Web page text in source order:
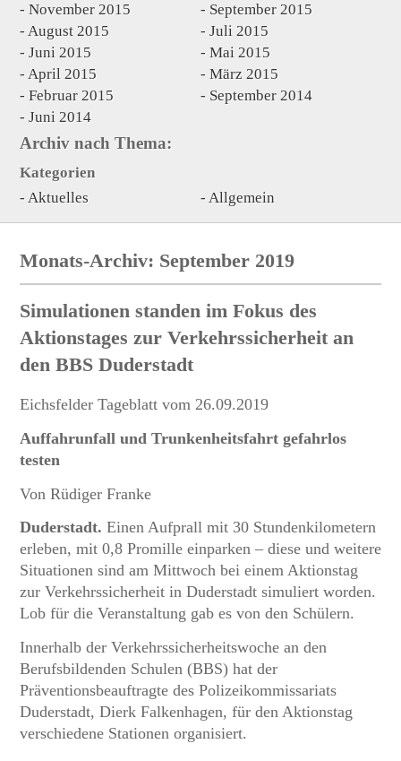
November 2015
September 2015
August 2015
Juli 2015
Juni 2015
Mai 2015
April 2015
März 2015
Februar 2015
September 2014
Juni 2014
Archiv nach Thema:
Kategorien
Aktuelles
Allgemein
Monats-Archiv: September 2019
Simulationen standen im Fokus des
Aktionstages zur Verkehrssicherheit an
den BBS Duderstadt
Eichsfelder Tageblatt vom 26.09.2019
Auffahrunfall und Trunkenheitsfahrt gefahrlos
testen
Von Rüdiger Franke
Duderstadt. Einen Aufprall mit 30 Stundenkilometern
erleben, mit 0,8 Promille einparken – diese und weitere
Situationen sind am Mittwoch bei einem Aktionstag
zur Verkehrssicherheit in Duderstadt simuliert worden.
Lob für die Veranstaltung gab es von den Schülern.
Innerhalb der Verkehrssicherheitswoche an den
Berufsbildenden Schulen (BBS) hat der
Präventionsbeauftragte des Polizeikommissariats
Duderstadt, Dierk Falkenhagen, für den Aktionstag
verschiedene Stationen organisiert.